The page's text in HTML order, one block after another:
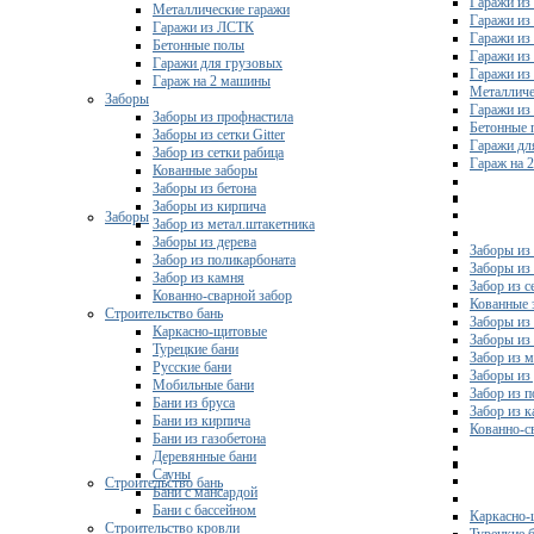
Гаражи из
Гаражи из
Гаражи
Гаражи из
Гаражи
Бетонные
Гаражи
Гараж на
Заборы
Заборы из
Заборы из
Забор из
Кованные
Заборы из
Заборы из
Забор из
Заборы из
Забор из
Забор из
Кованно-
Строительство бань
Металлические гаражи
Гаражи из ЛСТК
Бетонные полы
Гаражи для грузовых
Гараж на 2 машины
Заборы
Заборы из профнастила
Заборы из сетки Gitter
Забор из сетки рабица
Кованные заборы
Заборы из бетона
Заборы из кирпича
Забор из метал.штакетника
Заборы из дерева
Забор из поликарбоната
Забор из камня
Кованно-сварной забор
Строительство бань
Каркасно-щитовые
Турецкие бани
Русские бани
Мобильные бани
Бани из бруса
Бани из кирпича
Бани из газобетона
Деревянные бани
Сауны
Бани с мансардой
Бани с бассейном
Строительство кровли